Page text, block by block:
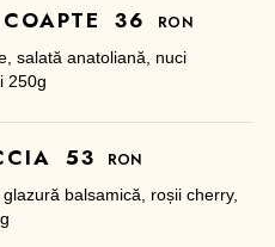
36 RON
salată anatoliană, nuci
250g
53 RON
balsamică, roșii cherry,